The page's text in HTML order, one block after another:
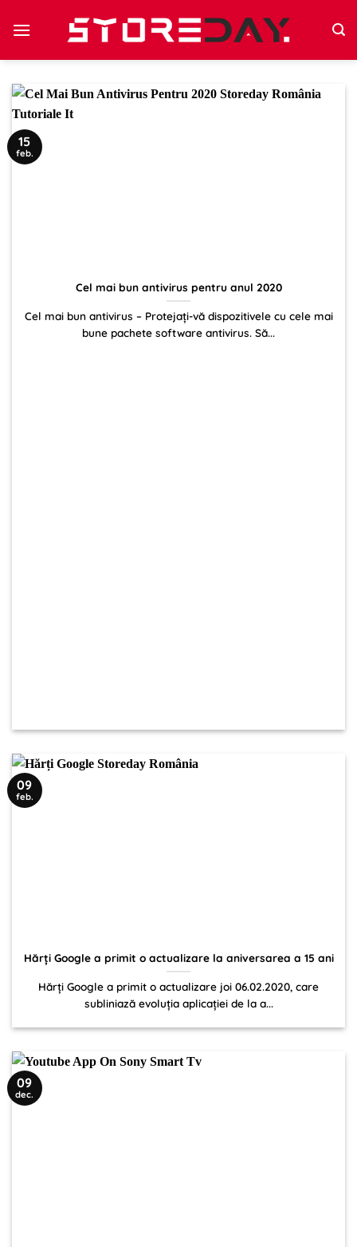
Cel mai bun antivirus pentru anul 2020
Cel mai bun antivirus – Protejați-vă dispozitivele cu cele mai
bune pachete software antivirus. Să...
15
feb.
Hărți Google a primit o actualizare la aniversarea a 15 ani
Hărți Google a primit o actualizare joi 06.02.2020, care
subliniază evoluția aplicației de la a...
09
feb.
09
dec.